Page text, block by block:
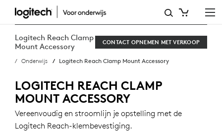
LOGITECH
REACH
CLAMP
MOUNT
ACCESSORY
Logitech Reach Clamp
Mount Accessory
CONTACT OPNEMEN MET VERKOOP
Onderwijs Logitech Reach Clamp Mount Accessory
LOGITECH REACH CLAMP
MOUNT ACCESSORY
Vereenvoudig en stroomlijn je opstelling met de
Logitech Reach-klembevestiging.